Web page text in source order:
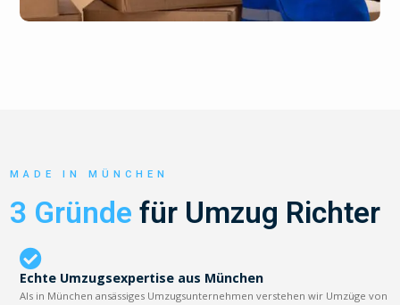
MADE IN MÜNCHEN
3 Gründe für Umzug Richter
Echte Umzugsexpertise aus München
Als in München ansässiges Umzugsunternehmen verstehen wir Umzüge von